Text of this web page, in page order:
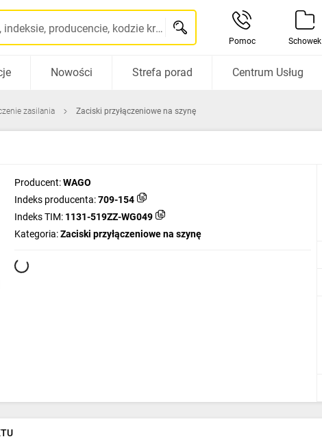
Szukaj po nazwie, indeksie, producencie, kodzie kreskowym...
Pomoc Schowek
Nowości Strefa porad Centrum Usług
zasilania Zaciski przyłączeniowe na szynę
Producent:WAGO
Indeks producenta:709-154
Indeks TIM: 1131-519ZZ-WG049
Kategoria:Zaciski przyłączeniowe na szynę